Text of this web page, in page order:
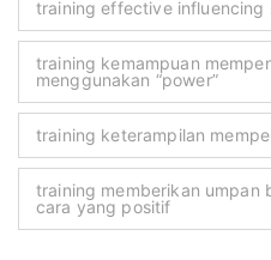
training effective influencing
training kemampuan
menggunakan “power”
training keterampilan
training memberikan umpan
cara yang positif